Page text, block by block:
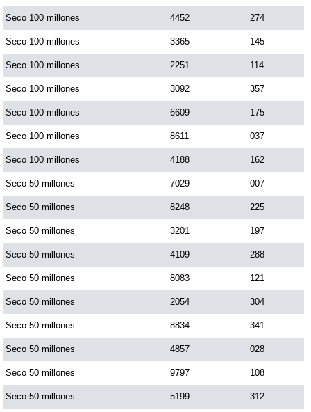
Pijao de Oro
Saman de la suerte
Sinuano Día
Sinuano Noche
Super Chontico Noche
Seco 100 millones 4452 274
Seco 100 millones 3365 145
Seco 100 millones 2251 114
Seco 100 millones 3092 357
Seco 100 millones 6609 175
Seco 100 millones 8611 037
Seco 100 millones 4188 162
Seco 50 millones 7029 007
Seco 50 millones 8248 225
Seco 50 millones 3201 197
Seco 50 millones 4109 288
Seco 50 millones 8083 121
Seco 50 millones 2054 304
Seco 50 millones 8834 341
Seco 50 millones 4857 028
Seco 50 millones 9797 108
Seco 50 millones 5199 312